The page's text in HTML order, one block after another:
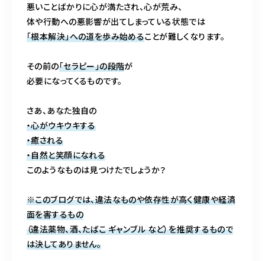
悪いことばかりに心が満たされ、心が荒み、
体や行動への悪影響が出てしまっている状態では
「根本解決」への道を歩み始めることが難しくなります。
その前の「セラピー」の段階が
必要になってくるものです。
さあ、あなた独自の
・心がウキウキする
・癒される
・自然と笑顔になれる
このようなものは見つけたでしょうか？
※このブログでは、違法なものや依存性が高く健康や経済
面を害するもの
（違法薬物、酒、たばこ ギャンブル など）を推奨するもので
は決してありません。